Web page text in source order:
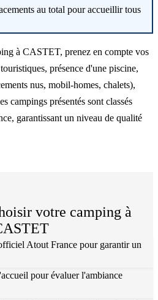
au total pour accueillir tous
à CASTET, prenez en compte vos
présence d'une piscine,
nus, mobil-homes, chalets),
campings présentés sont classés
garantissant un niveau de qualité
votre camping à
Atout France pour garantir un
pour évaluer l'ambiance